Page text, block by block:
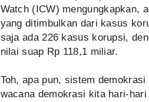
Watch (ICW) mengungkapkan,
yang ditimbulkan dari kasus
saja ada 226 kasus korupsi,
nilai suap Rp 118,1 miliar.
Toh, apa pun, sistem
wacana demokrasi kita hari-